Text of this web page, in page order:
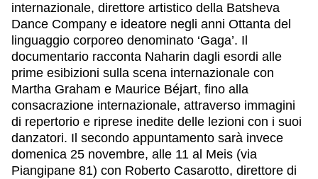
internazionale, direttore artistico della Batsheva
Dance Company e ideatore negli anni Ottanta del
linguaggio corporeo denominato ‘Gaga’. Il
documentario racconta Naharin dagli esordi alle
prime esibizioni sulla scena internazionale con
Martha Graham e Maurice Béjart, fino alla
consacrazione internazionale, attraverso immagini
di repertorio e riprese inedite delle lezioni con i suoi
danzatori. Il secondo appuntamento sarà invece
domenica 25 novembre, alle 11 al Meis (via
Piangipane 81) con Roberto Casarotto, direttore di